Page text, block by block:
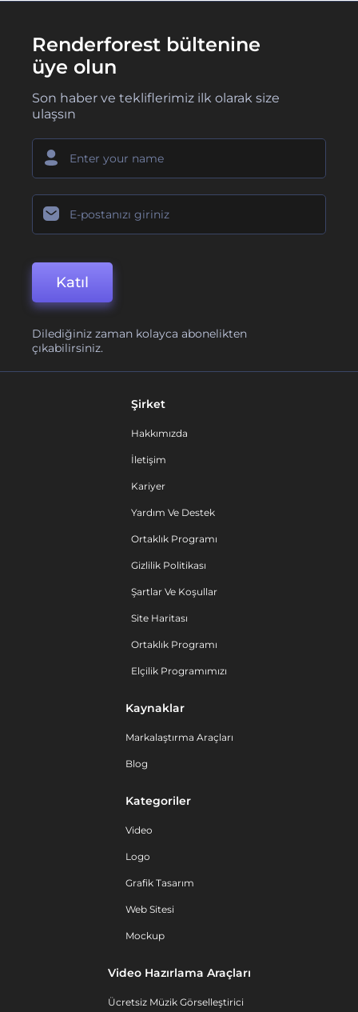
Renderforest bültenine
üye olun
Son haber ve tekliflerimiz ilk olarak size
ulaşsın
Katıl
Dilediğiniz zaman kolayca abonelikten
çıkabilirsiniz.
Şirket
Hakkımızda
İletişim
Kariyer
Yardım Ve Destek
Ortaklık Programı
Gizlilik Politikası
Şartlar Ve Koşullar
Site Haritası
Ortaklık Programı
Elçilik Programımızı
Kaynaklar
Markalaştırma Araçları
Blog
Kategoriler
Video
Logo
Grafik Tasarım
Web Sitesi
Mockup
Video Hazırlama Araçları
Ücretsiz Müzik Görselleştirici